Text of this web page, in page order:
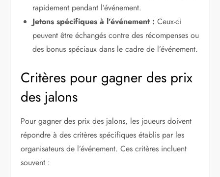
rapidement pendant l’événement.
Jetons spécifiques à l’événement : Ceux-ci
peuvent être échangés contre des récompenses ou
des bonus spéciaux dans le cadre de l’événement.
Critères pour gagner des prix
des jalons
Pour gagner des prix des jalons, les joueurs doivent
répondre à des critères spécifiques établis par les
organisateurs de l’événement. Ces critères incluent
souvent :